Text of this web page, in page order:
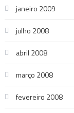
janeiro 2009
julho 2008
abril 2008
março 2008
fevereiro 2008